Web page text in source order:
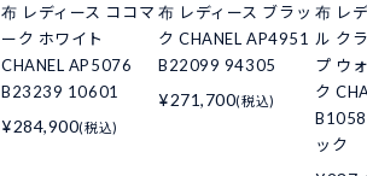
布 レディース ココマ
ーク ホワイト
CHANEL AP5076
B23239 10601
¥284,900(税込)
布 レディース ブラッ
ク CHANEL AP4951
B22099 94305
¥271,700(税込)
布 レ
ル ク
プ ウ
ク
ック